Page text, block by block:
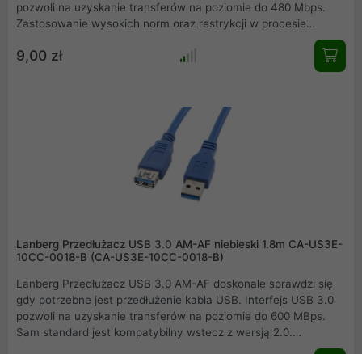
pozwoli na uzyskanie transferów na poziomie do 480 Mbps.
Zastosowanie wysokich norm oraz restrykcji w procesie
wyprodukowanie najwyższej jakości sprzętu oraz zaspokojenie
9,00 zł
Lanberg Przedłużacz USB 3.0 AM-AF niebieski 1.8m CA-US3E-
10CC-0018-B (CA-US3E-10CC-0018-B)
Lanberg Przedłużacz USB 3.0 AM-AF doskonale sprawdzi się
gdy potrzebne jest przedłużenie kabla USB. Interfejs USB 3.0
pozwoli na uzyskanie transferów na poziomie do 600 MBps.
Sam standard jest kompatybilny wstecz z wersją 2.0.